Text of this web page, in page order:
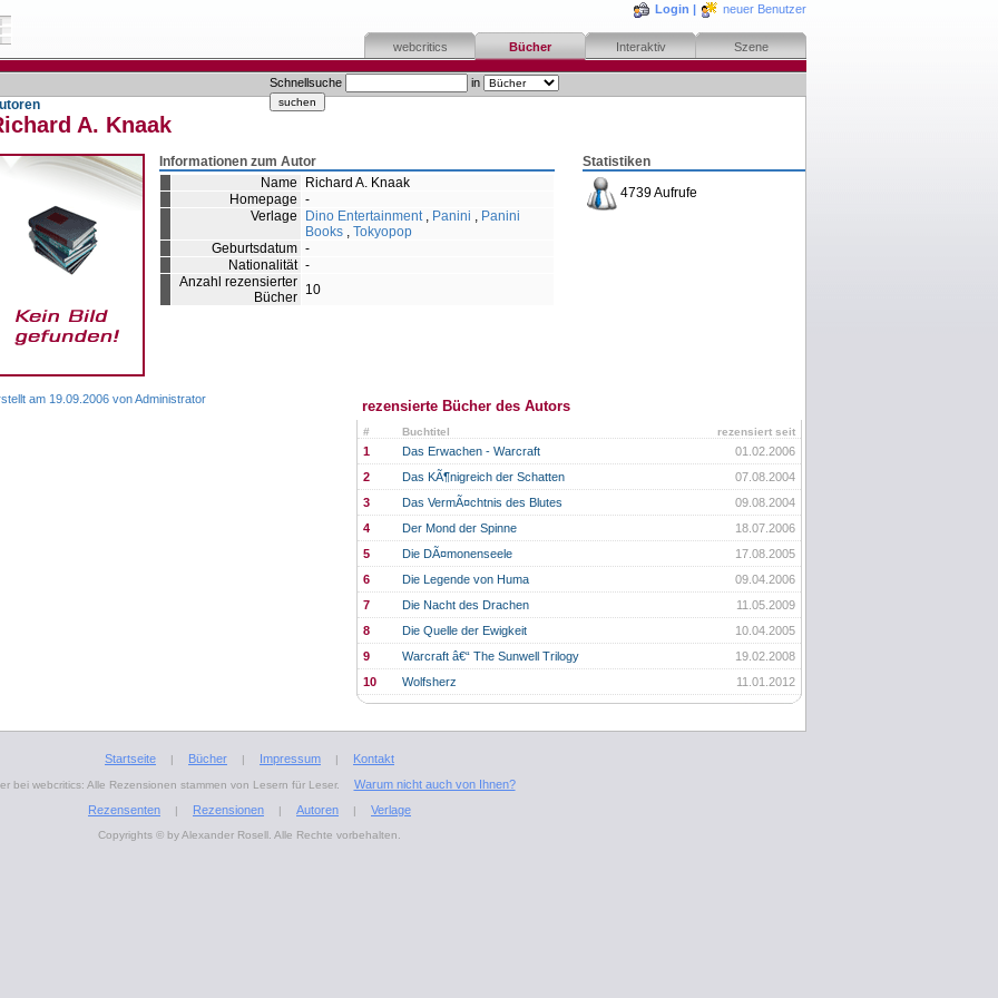
Login | neuer Benutzer
webcritics Bücher Interaktiv Szene
Schnellsuche in
A. Knaak
Statistiken
4739 Aufrufe
Informationen zum Autor
Name
Richard A. Knaak
Homepage -
Verlage
Dino Entertainment, Panini , Panini
Books , Tokyopop
Geburtsdatum -
Nationalität -
Anzahl rezensierter
Bücher 10
rezensierte Bücher des Autors
# rezensiert seit
Buchtitel
1 01.02.2006
Das Erwachen - Warcraft
2
07.08.2004
Das KÃ¶nigreich der Schatten
3
09.08.2004
Das VermÃ¤chtnis des Blutes
4
18.07.2006
Der Mond der Spinne
5
17.08.2005
Die DÃ¤monenseele
6
09.04.2006
Die Legende von Huma
7
11.05.2009
Die Nacht des Drachen
8
10.04.2005
Die Quelle der Ewigkeit
9
19.02.2008
Warcraft â€“ The Sunwell Trilogy
10
11.01.2012
Wolfsherz
am 19.09.2006 von Administrator
Startseite | Bücher | Impressum | Kontakt
bei webcritics: Alle Rezensionen stammen von Lesern für Leser.
Warum nicht auch von Ihnen?
Rezensenten
| Rezensionen | Autoren | Verlage
Copyrights © by Alexander Rosell. Alle Rechte vorbehalten.